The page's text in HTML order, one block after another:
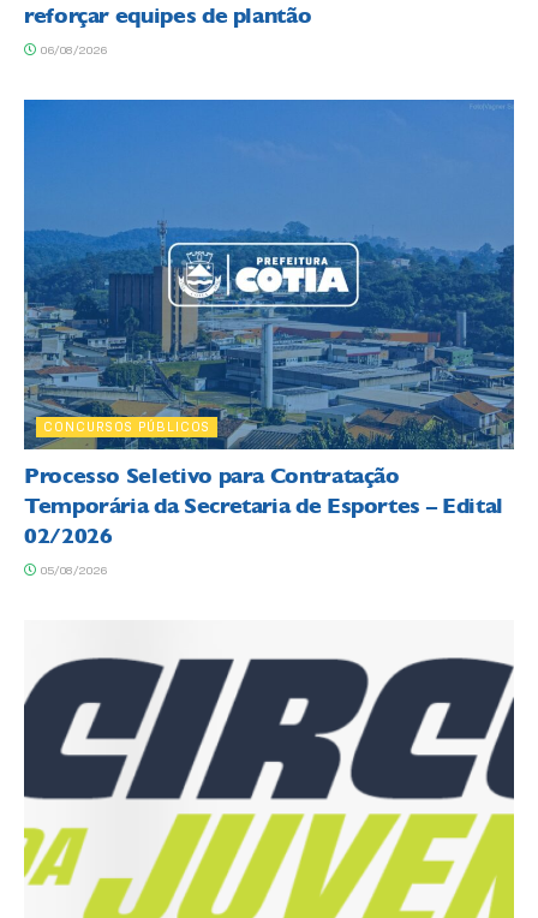
reforçar equipes de plantão
06/08/2026
CONCURSOS PÚBLICOS
Processo Seletivo para Contratação
Temporária da Secretaria de Esportes – Edital
02/2026
05/08/2026